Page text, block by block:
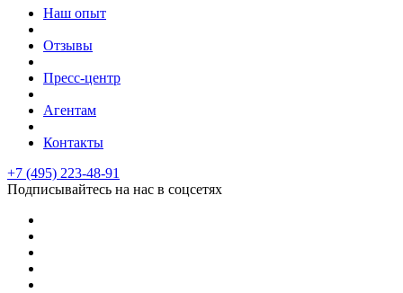
Наш опыт
Отзывы
Пресс-центр
Агентам
Контакты
+7 (495) 223-48-91
Подписывайтесь на нас в соцсетях